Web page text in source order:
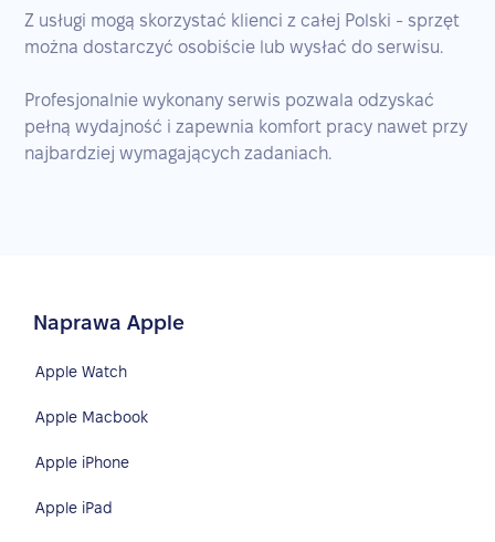
Z usługi mogą skorzystać klienci z całej Polski - sprzęt
można dostarczyć osobiście lub wysłać do serwisu.
Profesjonalnie wykonany serwis pozwala odzyskać
pełną wydajność i zapewnia komfort pracy nawet przy
najbardziej wymagających zadaniach.
Naprawa Apple
Apple Watch
Apple Macbook
Apple iPhone
Apple iPad